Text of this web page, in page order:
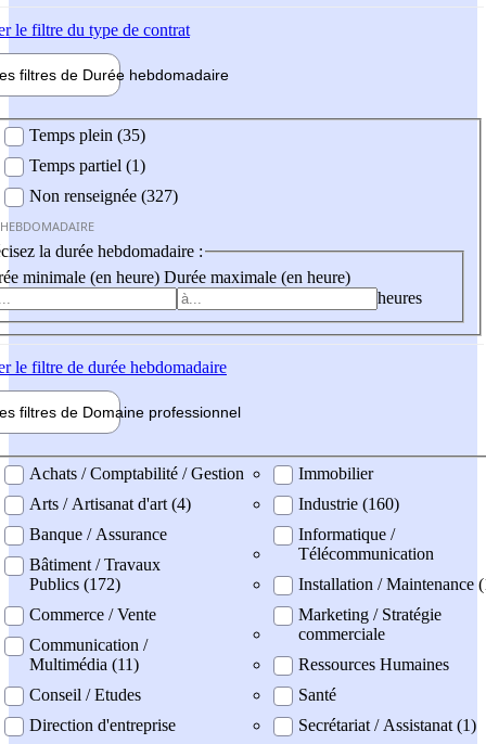
le filtre du type de contrat
filtres de Durée hebdomadaire
Temps plein (35)
Temps partiel (1)
Non renseignée (327)
la durée hebdomadaire :
minimale (en heure) Durée maximale (en heure)
heures
le filtre de durée hebdomadaire
filtres de Domaine professionnel
professionel
Achats / Comptabilité / Gestion
Arts / Artisanat d'art (4)
Banque / Assurance
Bâtiment / Travaux
Publics (172)
Commerce / Vente
Communication /
Multimédia (11)
Conseil / Etudes
Direction d'entreprise
Immobilier
Industrie (160)
Informatique /
Télécommunication
Installation / Maintenance
Marketing / Stratégie
commerciale
Ressources Humaines
Santé
Secrétariat / Assistanat (1)